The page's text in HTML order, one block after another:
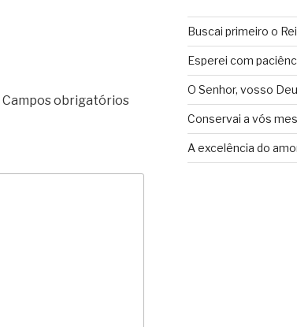
Campos obrigatórios
Buscai primeiro o
Esperei com
O Senhor, vosso
Conservai a vós
A excelência do